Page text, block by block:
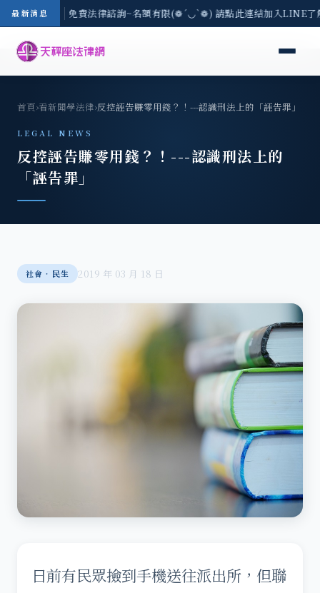
最新消息
-8/3(一) 現場免費法律諮詢~名額有限(❁´◡`❁) 請點此連結加入LINE
首頁›看新聞學法律›反控誣告賺零用錢？！---認識刑法上的「誣告罪」
LEGAL NEWS
反控誣告賺零用錢？！---認識刑法上的
「誣告罪」
社會‧民生 2019 年 03 月 18 日
日前有民眾撿到手機送往派出所，但聯